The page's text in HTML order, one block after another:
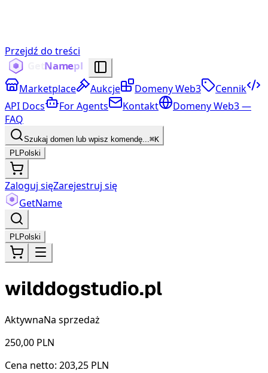
Przejdź do treści
Marketplace Aukcje Domeny Web3
Cennik
API Docs
For Agents Kontakt
Domeny Web3 —
FAQ
Szukaj domen lub wpisz komendę...⌘K
PLPolski
Zaloguj sięZarejestruj się
GetName
PLPolski
wilddogstudio.pl
AktywnaNa sprzedaż
250,00 PLN
Cena netto: 203,25 PLN